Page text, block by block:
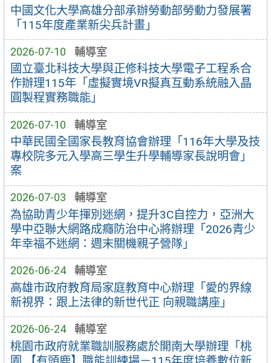
中國文化大學高雄分部承辦勞動部勞動力發展署
「115年度產業新尖兵計畫」
2026-07-10 輔導室
國立臺北科技大學與正修科技大學電子工程系合
作辦理115年「虛擬實境VR擬真互動系統融入晶
圓製程實務職能」
2026-07-10 輔導室
中華民國全國家長教育協會辦理「116年大學及技
專校院多元入學高三學生升學輔導家長說明會」
案
2026-07-03 輔導室
為協助青少年揮別迷網，提升3C自控力，亞洲大
學中亞聯大網路成癮防治中心將辦理「2026青少
年幸福不迷網：週末關機親子營隊」
2026-06-24 輔導室
高雄市政府教育局家庭教育中心辦理「愛的界線
新視界：跟上法律的新世代正 向親職講座」
2026-06-24 輔導室
桃園市政府就業職訓服務處於開南大學辦理「桃